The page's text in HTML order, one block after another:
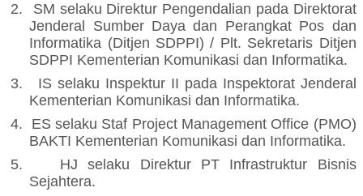
2.
SM selaku Direktur Pengendalian pada Direktorat
Jenderal Sumber Daya dan Perangkat Pos dan
Informatika (Ditjen SDPPI) / Plt. Sekretaris Ditjen
SDPPI Kementerian Komunikasi dan Informatika.
3.
IS selaku Inspektur II pada Inspektorat Jenderal
Kementerian Komunikasi dan Informatika.
4.
ES selaku Staf Project Management Office (PMO)
BAKTI Kementerian Komunikasi dan Informatika.
5.
HJ selaku Direktur PT Infrastruktur Bisnis
Sejahtera.